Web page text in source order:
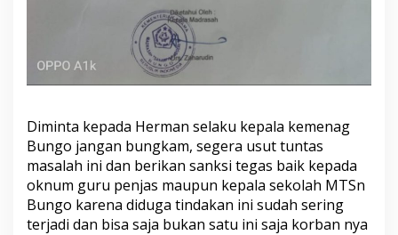
u
g
i
P
e
h
K
a
c
a
Diminta kepada Herman selaku kepala kemenag
Bungo jangan bungkam, segera usut tuntas
masalah ini dan berikan sanksi tegas baik kepada
oknum guru penjas maupun kepala sekolah MTSn
Bungo karena diduga tindakan ini sudah sering
terjadi dan bisa saja bukan satu ini saja korban nya